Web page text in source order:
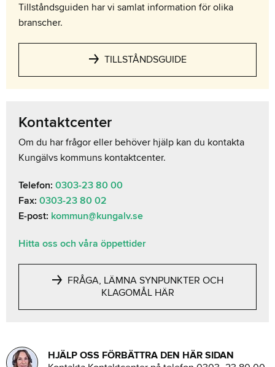
Tillståndsguiden har vi samlat information för olika
branscher.
TILLSTÅNDSGUIDE
Kontaktcenter
Om du har frågor eller behöver hjälp kan du kontakta
Kungälvs kommuns kontaktcenter.
Telefon: 0303-23 80 00
Fax: 0303-23 80 02
E-post: kommun@kungalv.se
Hitta oss och våra öppettider
FRÅGA, LÄMNA SYNPUNKTER OCH
KLAGOMÅL HÄR
HJÄLP OSS FÖRBÄTTRA DEN HÄR SIDAN